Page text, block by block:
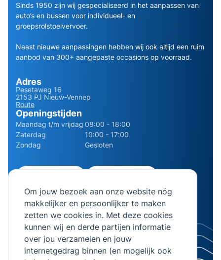
Om jouw bezoek aan onze website nóg
makkelijker en persoonlijker te maken
zetten we cookies in. Met deze cookies
kunnen wij en derde partijen informatie
over jou verzamelen en jouw
internetgedrag binnen (en mogelijk ook
Sinds 1950 zijn wij gespecialiseerd in het aanpassen van
auto’s en bussen voor individueel- en
groepsrolstoelvervoer.
Naast nieuwe aanpassingen hebben wij ook altijd een ruim
aanbod van 300+ aangepaste occasions op voorraad.
Adres
Pesetaweg 16
2153 PJ Nieuw-Vennep
Route
Openingstijden
Maandag t/m vrijdag 08:00 - 18:00
Zaterdag
10:00 - 17:00
Zondag
Gesloten
info@bierman.eu